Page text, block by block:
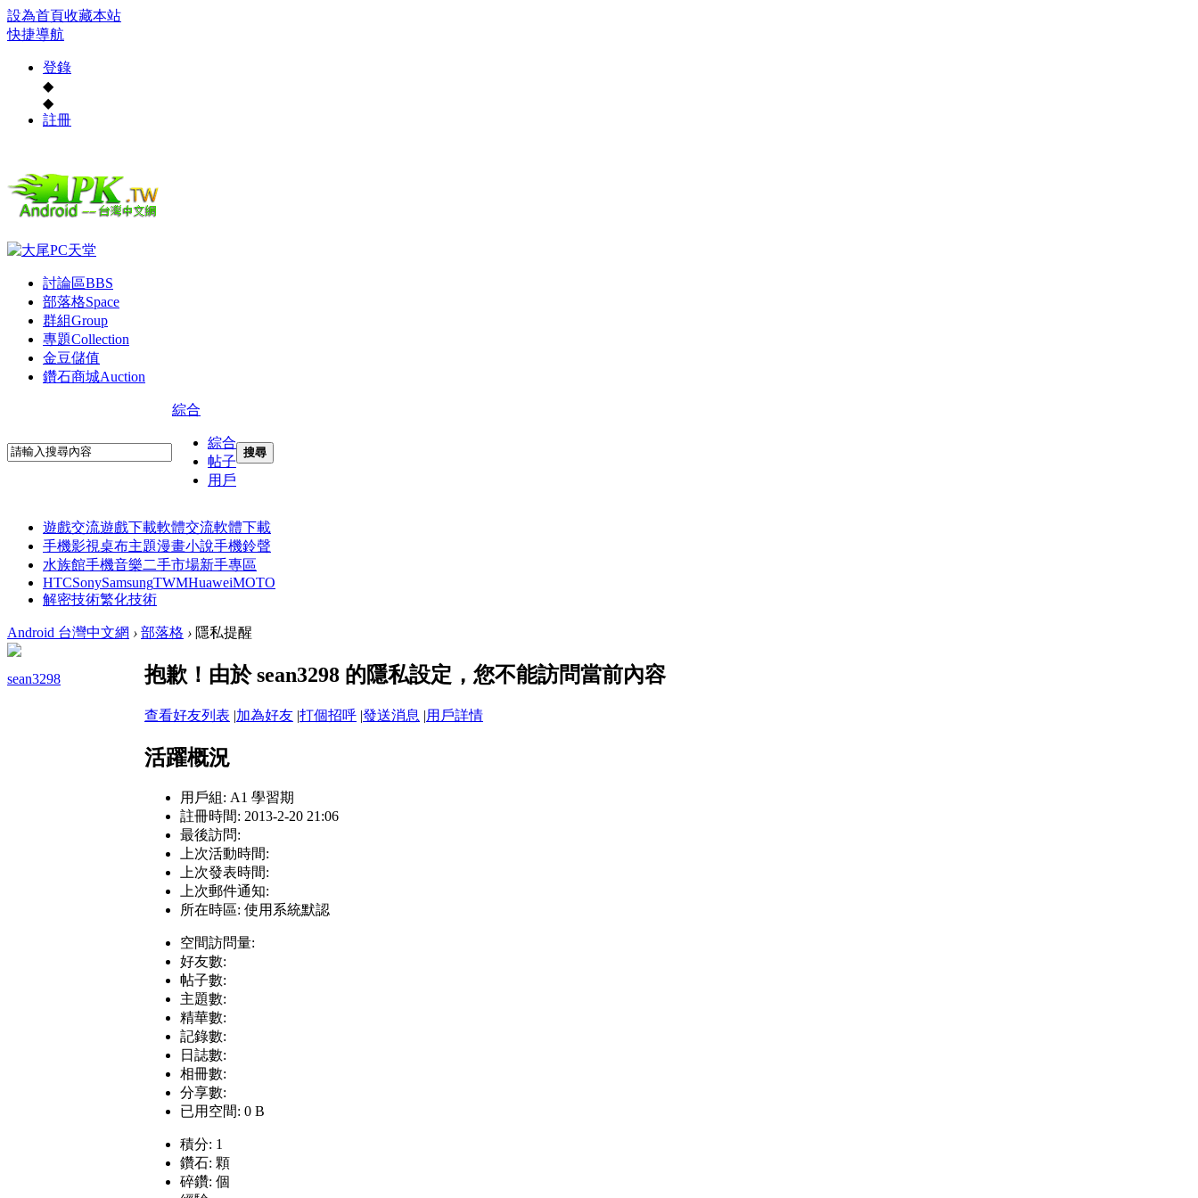
設為首頁收藏本站
快捷導航
登錄
◆
◆
註冊
討論區BBS
部落格Space
群組Group
專題Collection
金豆儲值
鑽石商城Auction
綜合
綜合
帖子
用戶
搜尋
遊戲交流遊戲下載軟體交流軟體下載
手機影視桌布主題漫畫小說手機鈴聲
水族館手機音樂二手市場新手專區
HTCSonySamsungTWMHuaweiMOTO
解密技術繁化技術
Android 台灣中文網 › 部落格 › 隱私提醒
sean3298 抱歉！由於 sean3298 的隱私設定，您不能訪問當前內容
查看好友列表 |加為好友 |打個招呼 |發送消息 |用戶詳情
活躍概況
用戶組: A1 學習期
註冊時間: 2013-2-20 21:06
最後訪問:
上次活動時間:
上次發表時間:
上次郵件通知:
所在時區: 使用系統默認
空間訪問量:
好友數:
帖子數:
主題數:
精華數:
記錄數:
日誌數:
相冊數:
分享數:
已用空間: 0 B
積分: 1
鑽石: 顆
碎鑽: 個